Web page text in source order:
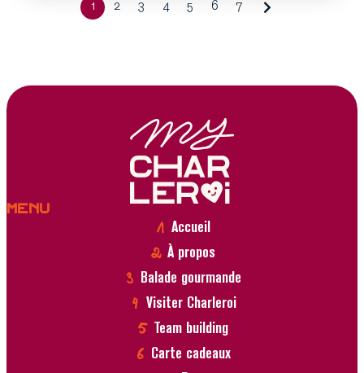
1 2 3 4 5 6 7
Menu
Accueil
À propos
Balade gourmande
Visiter Charleroi
Team building
Carte cadeaux